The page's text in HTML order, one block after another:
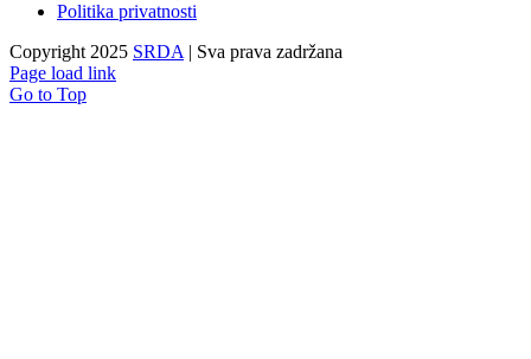
Politika privatnosti
Copyright 2025 SRDA | Sva prava zadržana
Page load link
Go to Top